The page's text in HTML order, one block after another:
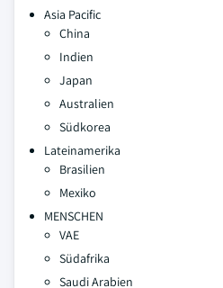
Asia Pacific
China
Indien
Japan
Australien
Südkorea
Lateinamerika
Brasilien
Mexiko
MENSCHEN
VAE
Südafrika
Saudi Arabien